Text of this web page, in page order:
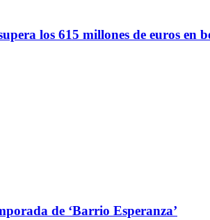
los 615 millones de euros en
de ‘Barrio Esperanza’